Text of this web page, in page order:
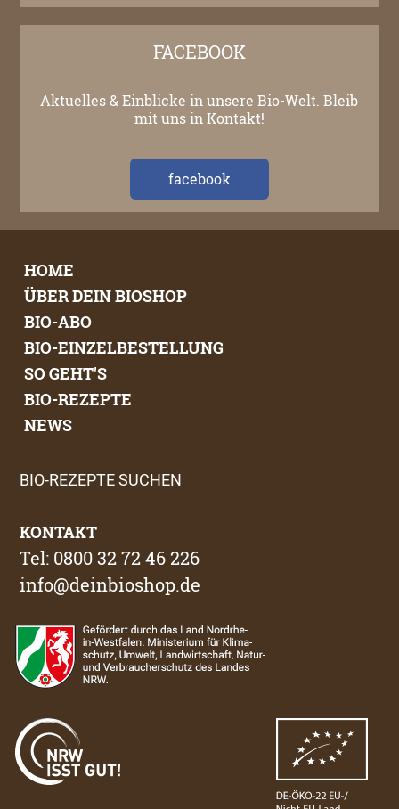
FACEBOOK
Aktuelles & Einblicke in unsere Bio-Welt. Bleib
mit uns in Kontakt!
facebook
HOME
ÜBER DEIN BIOSHOP
BIO-ABO
BIO-EINZELBESTELLUNG
SO GEHT'S
BIO-REZEPTE
NEWS
BIO-REZEPTE SUCHEN
KONTAKT
Tel: 0800 32 72 46 226
info@deinbioshop.de